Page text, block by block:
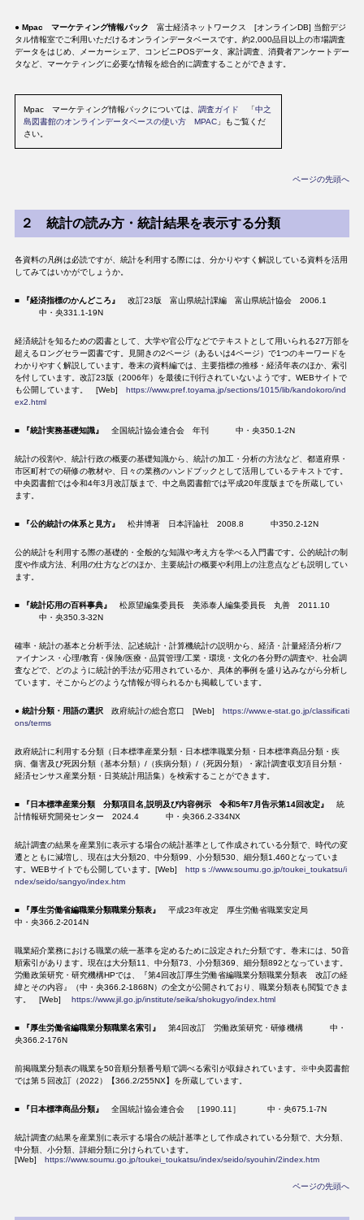
● Mpac マーケティング情報パック 富士経済ネットワークス [オンラインDB] 当館デジ
タル情報室でご利用いただけるオンラインデータベースです。約2,000品目以上の市場調査
データをはじめ、メーカーシェア、コンビニPOSデータ、家計調査、消費者アンケートデー
タなど、マーケティングに必要な情報を総合的に調査することができます。
Mpac マーケティング情報パックについては、 調査ガイド 「中之
島図書館のオンラインデータベースの使い方 MPAC」もご覧くだ
さい。
ページの先頭へ
２ 統計の読み方・統計結果を表示する分類
各資料の凡例は必読ですが、統計を利用する際には、分かりやすく解説している資料を活用
してみてはいかがでしょうか。
■ 『経済指標のかんどころ』
改訂23版 富山県統計課編 富山県統計協会 2006.1
中・央331.1-19N
経済統計を知るための図書として、大学や官公庁などでテキストとして用いられる27万部を
超えるロングセラー図書です。見開きの2ページ（あるいは4ページ）で1つのキーワードを
わかりやすく解説しています。巻末の資料編では、主要指標の推移・経済年表のほか、索引
を付しています。改訂23版（2006年）を最後に刊行されていないようです。WEBサイトで
も公開しています。 [Web] https://www.pref.toyama.jp/sections/1015/lib/kandokoro/ind
ex2.html
■ 『統計実務基礎知識』 全国統計協会連合会 年刊 中・央350.1-2N
統計の役割や、統計行政の概要の基礎知識から、統計の加工・分析の方法など、都道府県・
市区町村での研修の教材や、日々の業務のハンドブックとして活用しているテキストです。
中央図書館では令和4年3月改訂版まで、中之島図書館では平成20年度版までを所蔵してい
ます。
■ 『公的統計の体系と見方』 松井博著 日本評論社 2008.8 中350.2-12N
公的統計を利用する際の基礎的・全般的な知識や考え方を学べる入門書です。公的統計の制
度や作成方法、利用の仕方などのほか、主要統計の概要や利用上の注意点なども説明してい
ます。
■ 『統計応用の百科事典』 松原望編集委員長 美添泰人編集委員長 丸善 2011.10
中・央350.3-32N
確率・統計の基本と分析手法、記述統計・計算機統計の説明から、経済・計量経済分析/フ
ァイナンス・心理/教育・保険/医療・品質管理/工業・環境・文化の各分野の調査や、社会調
査などで、どのように統計的手法が応用されているか、具体的事例を盛り込みながら分析し
ています。そこからどのような情報が得られるかも掲載しています。
● 統計分類・用語の選択政府統計の総合窓口 [Web] https://www.e-stat.go.jp/classificati
ons/terms
政府統計に利用する分類（日本標準産業分類・日本標準職業分類・日本標準商品分類・疾
病、傷害及び死因分類（基本分類）/（疾病分類）/（死因分類）・家計調査収支項目分類・
経済センサス産業分類・日英統計用語集）を検索することができます。
■ 『日本標準産業分類 分類項目名,説明及び内容例示 令和5年7月告示第14回改定』
統
計情報研究開発センター 2024.4 中・央366.2-334NX
統計調査の結果を産業別に表示する場合の統計基準として作成されている分類で、時代の変
遷とともに減増し、現在は大分類20、中分類99、小分類530、細分類1,460となっていま
す。WEBサイトでも公開しています。[Web] httpｓ://www.soumu.go.jp/toukei_toukatsu/i
ndex/seido/sangyo/index.htm
■ 『厚生労働省編職業分類職業分類表』 平成23年改定 厚生労働省職業安定局
中・央366.2-2014N
職業紹介業務における職業の統一基準を定めるために設定された分類です。巻末には、50音
順索引があります。現在は大分類11、中分類73、小分類369、細分類892となっています。
労働政策研究・研究機構HPでは、『第4回改訂厚生労働省編職業分類職業分類表 改訂の経
緯とその内容』（中・央366.2-1868N）の全文が公開されており、職業分類表も閲覧できま
す。 [Web] https://www.jil.go.jp/institute/seika/shokugyo/index.html
■ 『厚生労働省編職業分類職業名索引』
第4回改訂 労働政策研究・研修機構 中・
央366.2-176N
前掲職業分類表の職業を50音順分類番号順で調べる索引が収録されています。※中央図書館
では第５回改訂（2022）【366.2/255NX】を所蔵しています。
■ 『日本標準商品分類』 全国統計協会連合会 ［1990.11］ 中・央675.1-7N
統計調査の結果を産業別に表示する場合の統計基準として作成されている分類で、大分類、
中分類、小分類、詳細分類に分けられています。
[Web] https://www.soumu.go.jp/toukei_toukatsu/index/seido/syouhin/2index.htm
ページの先頭へ